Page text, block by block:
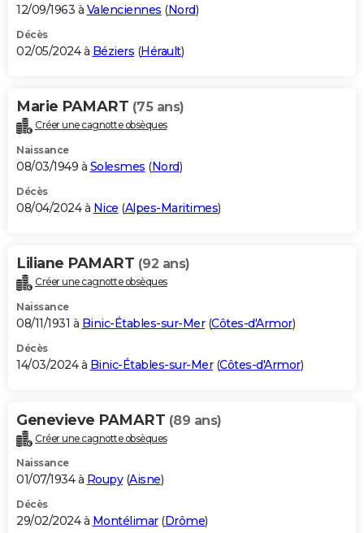
12/09/1963 à Valenciennes (Nord)
Décès
02/05/2024 à Béziers (Hérault)
Marie PAMART (75 ans)
Créer une cagnotte obsèques
Naissance
08/03/1949 à Solesmes (Nord)
Décès
08/04/2024 à Nice (Alpes-Maritimes)
Liliane PAMART (92 ans)
Créer une cagnotte obsèques
Naissance
08/11/1931 à Binic-Étables-sur-Mer(Côtes-d'Armor)
Décès
14/03/2024 à Binic-Étables-sur-Mer(Côtes-d'Armor)
Genevieve PAMART (89 ans)
Créer une cagnotte obsèques
Naissance
01/07/1934 à Roupy(Aisne)
Décès
29/02/2024 à Montélimar(Drôme)